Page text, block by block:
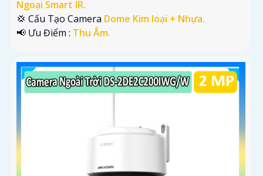
Ngoại Smart IR.
💢 Cấu Tạo Camera Dome Kim loại + Nhựa.
️📢 Ưu Điểm : Thu Âm.